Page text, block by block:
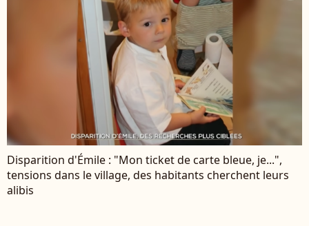
Disparition d'Émile : "Mon ticket de carte bleue, je...",
tensions dans le village, des habitants cherchent leurs
alibis